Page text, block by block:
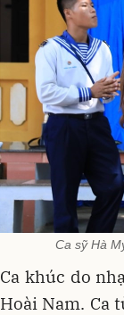
Ca sỹ Hà
Ca khúc do
Hoài Nam. Ca